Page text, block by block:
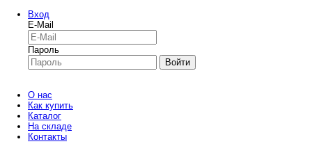
Вход
E-Mail
Пароль
Войти
О нас
Как купить
Каталог
На складе
Контакты